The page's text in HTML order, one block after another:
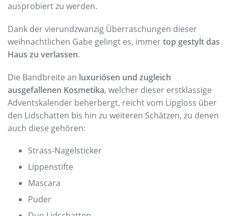
ausprobiert zu werden.
Dank der vierundzwanzig Überraschungen dieser
weihnachtlichen Gabe gelingt es, immertop gestylt das
Haus zu verlassen.
Die Bandbreite an luxuriösen und zugleich
ausgefallenen Kosmetika, welcher dieser erstklassige
Adventskalender beherbergt, reicht vom Lipgloss über
den Lidschatten bis hin zu weiteren Schätzen, zu denen
auch diese gehören:
Strass-Nagelsticker
Lippenstifte
Mascara
Puder